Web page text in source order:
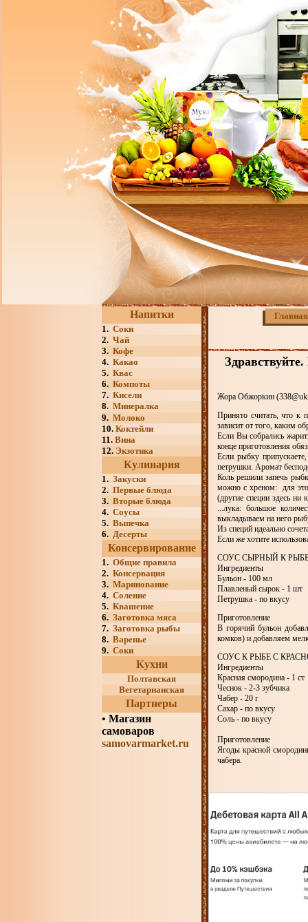
Напитки
1. Соки
2. Чай
3. Кофе
4. Какао
5. Квас
6. Компоты
7. Кисели
8. Минералка
9. Молоко
10. Коктейли
11. Вина
12. Экзотика
Кулинария
1. Закуски
2. Первые блюда
3. Вторые блюда
4. Соусы
5. Выпечка
6. Десерты
Консервирование
1. Общие правила
2. Консервация
3. Маринование
4. Соление
5. Квашение
6. Заготовка мяса
7. Заготовка рыбы
8. Варенье
9. Соки
Кухни
Полтавская
Вегетарианская
Партнеры
• Магазин
самоваров
samovarmarket.ru
Главная
Жора Обжоркин
Принято считать, что к
зависит от того, каким
Если Вы собрались
конце приготовления
Если рыбку
петрушки. Аромат
Коль решили запечь
можно с хреном: для
(другие специи здесь
...лука: большое
выкладываем на него
Из специй идеально
Если же хотите
СОУС СЫРНЫЙ К
Ингредиенты
Бульон - 100 мл
Плавленый сырок - 1 шт
Петрушка - по вкусу
Приготовление
В горячий бульон
комков) и добавляем
СОУС К РЫБЕ С
Ингредиенты
Красная смородина - 1 ст
Чеснок - 2-3 зубчика
Чабер - 20 г
Сахар - по вкусу
Соль - по вкусу
Приготовление
Ягоды красной
чабера.